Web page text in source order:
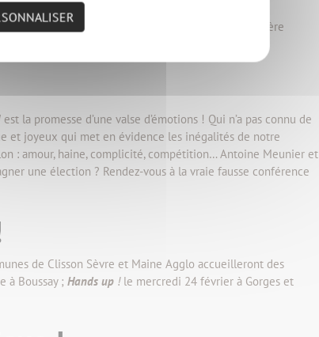
d’Anthony Breurec mêlant fiction et témoignages
à la Commune de Paris de 1871, mettant en lumière
est la promesse d’une valse d’émotions ! Qui n’a pas connu de
et joyeux qui met en évidence les inégalités de notre
: amour, haine, complicité, compétition… Antoine Meunier et
une élection ? Rendez-vous à la vraie fausse conférence
de Clisson Sèvre et Maine Agglo accueilleront des
à Boussay ; Hands up ! le mercredi 24 février à Gorges et